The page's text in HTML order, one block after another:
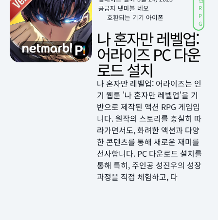
공급자 넷마블 네오
호환되는 기기 아이폰
R
P
G
나 혼자만 레벨업:
어라이즈 PC 다운
로드 설치
나 혼자만 레벨업: 어라이즈는 인
기 웹툰 '나 혼자만 레벨업'을 기
반으로 제작된 액션 RPG 게임입
니다. 원작의 스토리를 충실히 따
라가면서도, 화려한 액션과 다양
한 콘텐츠를 통해 새로운 재미를
선사합니다. PC 다운로드 설치를
통해 특히, 주인공 성진우의 성장
과정을 직접 체험하고, 다